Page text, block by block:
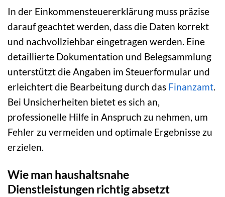
In der Einkommensteuererklärung muss präzise
darauf geachtet werden, dass die Daten korrekt
und nachvollziehbar eingetragen werden. Eine
detaillierte Dokumentation und Belegsammlung
unterstützt die Angaben im Steuerformular und
erleichtert die Bearbeitung durch das Finanzamt.
Bei Unsicherheiten bietet es sich an,
professionelle Hilfe in Anspruch zu nehmen, um
Fehler zu vermeiden und optimale Ergebnisse zu
erzielen.
Wie man haushaltsnahe
Dienstleistungen richtig absetzt